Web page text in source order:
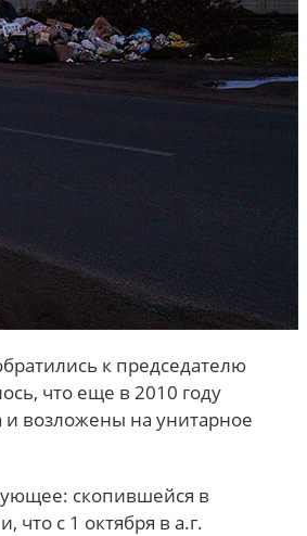
к председателю
что еще в 2010 году
и возложены на унитарное
скопившейся в
что с 1 октября в а.г.